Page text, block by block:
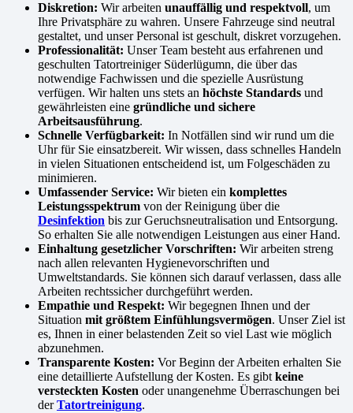
Diskretion: Wir arbeiten unauffällig und respektvoll, um
Ihre Privatsphäre zu wahren. Unsere Fahrzeuge sind neutral
gestaltet, und unser Personal ist geschult, diskret vorzugehen.
Professionalität: Unser Team besteht aus erfahrenen und
geschulten Tatortreiniger Süderlügumn, die über das
notwendige Fachwissen und die spezielle Ausrüstung
verfügen. Wir halten uns stets an höchste Standards und
gewährleisten eine gründliche und sichere
Arbeitsausführung.
Schnelle Verfügbarkeit: In Notfällen sind wir rund um die
Uhr für Sie einsatzbereit. Wir wissen, dass schnelles Handeln
in vielen Situationen entscheidend ist, um Folgeschäden zu
minimieren.
Umfassender Service: Wir bieten ein komplettes
Leistungsspektrum von der Reinigung über die
Desinfektion bis zur Geruchsneutralisation und Entsorgung.
So erhalten Sie alle notwendigen Leistungen aus einer Hand.
Einhaltung gesetzlicher Vorschriften: Wir arbeiten streng
nach allen relevanten Hygienevorschriften und
Umweltstandards. Sie können sich darauf verlassen, dass alle
Arbeiten rechtssicher durchgeführt werden.
Empathie und Respekt: Wir begegnen Ihnen und der
Situation mit größtem Einfühlungsvermögen. Unser Ziel ist
es, Ihnen in einer belastenden Zeit so viel Last wie möglich
abzunehmen.
Transparente Kosten: Vor Beginn der Arbeiten erhalten Sie
eine detaillierte Aufstellung der Kosten. Es gibt keine
versteckten Kosten oder unangenehme Überraschungen bei
derTatortreinigung.